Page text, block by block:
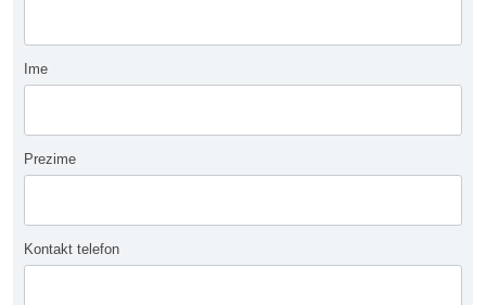
Ime
Prezime
Kontakt telefon